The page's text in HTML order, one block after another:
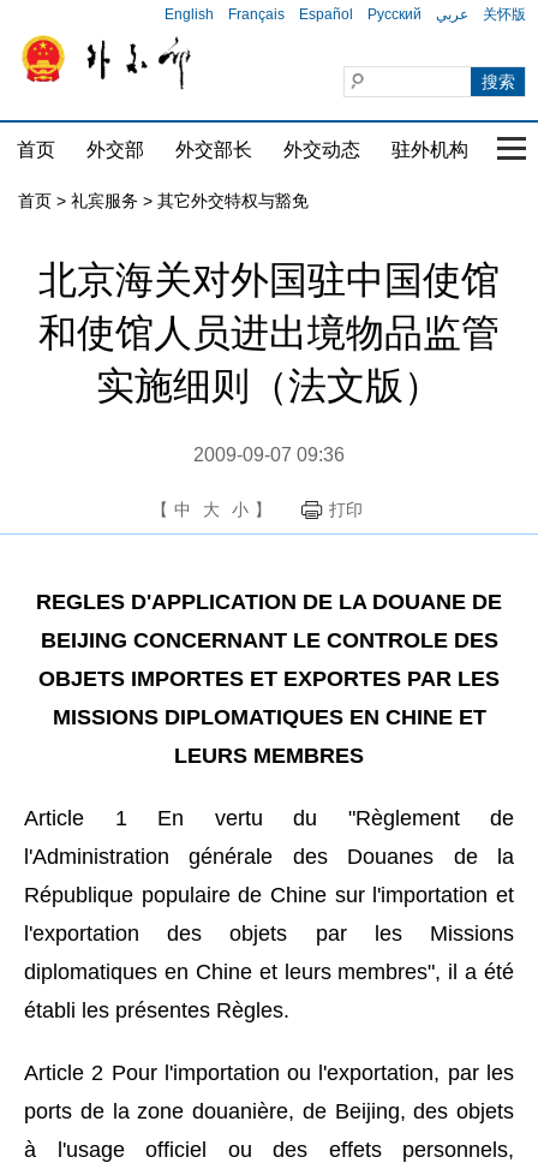
English Français Español Русский عربي 关怀版
首页 外交部 外交部长 外交动态 驻外机构 国
首页 > 礼宾服务 > 其它外交特权与豁免
北京海关对外国驻中国使馆
和使馆人员进出境物品监管
实施细则（法文版）
2009-09-07 09:36
【 中 大 小 】 打印
REGLES D'APPLICATION DE LA DOUANE DE
BEIJING CONCERNANT LE CONTROLE DES
OBJETS IMPORTES ET EXPORTES PAR LES
MISSIONS DIPLOMATIQUES EN CHINE ET
LEURS MEMBRES
Article 1 En vertu du "Règlement de
l'Administration générale des Douanes de la
République populaire de Chine sur l'importation et
l'exportation des objets par les Missions
diplomatiques en Chine et leurs membres", il a été
établi les présentes Règles.
Article 2 Pour l'importation ou l'exportation, par les
ports de la zone douanière, de Beijing, des objets
à l'usage officiel ou des effets personnels,